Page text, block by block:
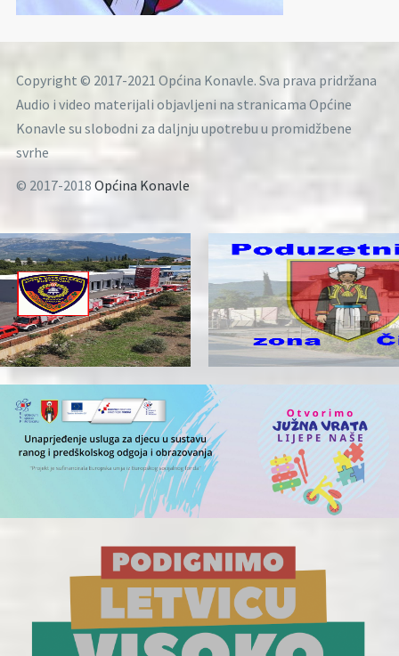
Copyright © 2017-2021 Općina Konavle. Sva prava pridržana
Audio i video materijali objavljeni na stranicama Općine
Konavle su slobodni za daljnju upotrebu u promidžbene
svrhe
© 2017-2018 Općina Konavle